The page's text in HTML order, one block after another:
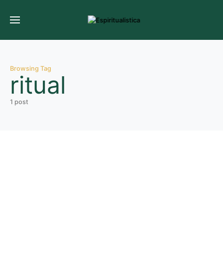
Browsing Tag
ritual
1 post